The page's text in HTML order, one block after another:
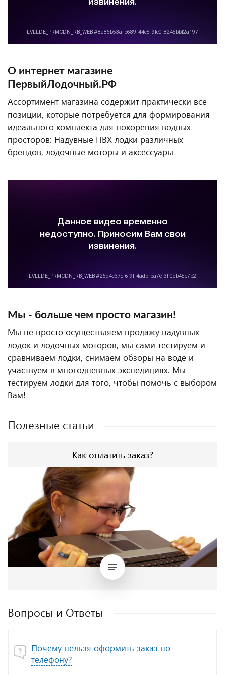
О интернет магазине
ПервыйЛодочный.РФ
Ассортимент магазина содержит практически все
позиции, которые потребуется для формирования
идеального комплекта для покорения водных
просторов: Надувные ПВХ лодки различных
брендов, лодочные моторы и аксессуары
Мы - больше чем просто магазин!
Мы не просто осуществляем продажу надувных
лодок и лодочных моторов, мы сами тестируем и
сравниваем лодки, снимаем обзоры на воде и
участвуем в многодневных экспедициях. Мы
тестируем лодки для того, чтобы помочь с выбором
Вам!
Полезные статьи
Как оплатить заказ?
Вопросы и Ответы
Почему нельзя оформить заказ по
телефону?